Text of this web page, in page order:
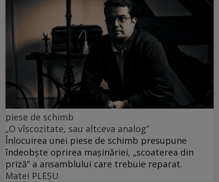
piese de schimb
„O vîscozitate, sau altceva analog”
Înlocuirea unei piese de schimb presupune
îndeobște oprirea mașinăriei, „scoaterea din
priză” a ansamblului care trebuie reparat.
Matei PLEŞU